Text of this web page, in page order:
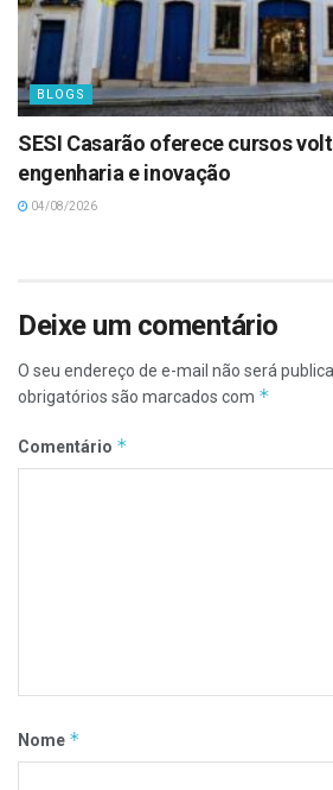
BLOGS
SESI Casarão oferece cursos
engenharia e inovação
04/08/2026
Deixe um comentário
O seu endereço de e-mail não será
obrigatórios são marcados com *
Comentário *
Nome *